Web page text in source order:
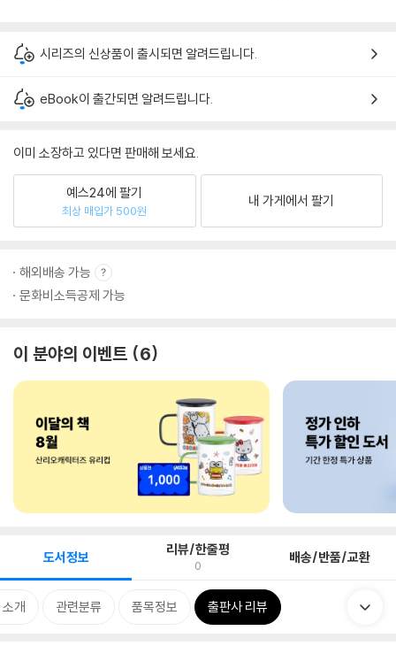
시리즈의 신상품이 출시되면 알려드립니다.
eBook이 출간되면 알려드립니다.
이미 소장하고 있다면 판매해 보세요.
예스24에 팔기
최상 매입가 500원
내 가게에서 팔기
해외배송 가능
문화비소득공제 가능
이 분야의 이벤트 6
도서정보 리뷰/한줄평
0 배송/반품/교환
개 관련분류 품목정보 출판사 리뷰